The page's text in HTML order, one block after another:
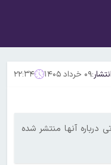
۰۹ خرداد ۱۴۰۵ ۲۲:۳۴
آنها منتشر شده